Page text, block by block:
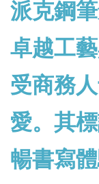
派克鋼
卓越工
受商務
愛。其
暢書寫